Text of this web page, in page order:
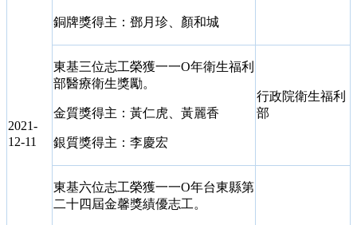
2021-
12-11
銅牌獎得主：鄧月珍、顏和城
東基三位志工榮獲一一O年衛生福利
部醫療衛生獎勵。
金質獎得主：黃仁虎、黃麗香
銀質獎得主：李慶宏
行政院衛生福利
部
東基六位志工榮獲一一O年台東縣第
二十四屆金馨獎績優志工。